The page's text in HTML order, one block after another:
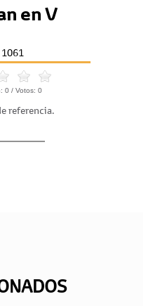
en V
0 / Votos: 0
referencia.